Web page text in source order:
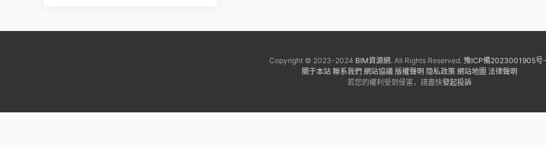
Copyright © 2023-2024 BIM資源網. All Rights Reserved. 豫ICP備2023001905号
關于本站 聯系我們 網站協議 版權聲明 隐私政策 網站地圖 法律聲明
若您的權利受到侵害，請盡快發起投訴